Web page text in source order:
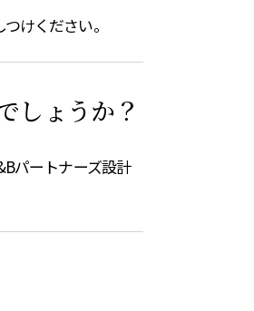
けください。
しょうか？
パートナーズ設計